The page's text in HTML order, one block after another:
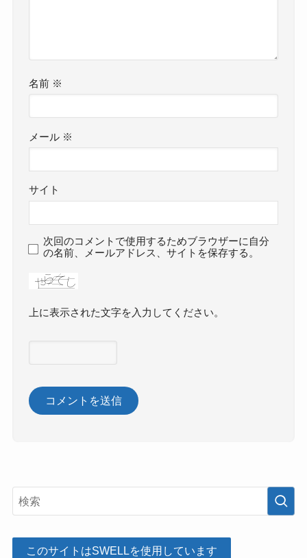
名前 ※
メール ※
サイト
次回のコメントで使用するためブラウザーに自分
の名前、メールアドレス、サイトを保存する。
上に表示された文字を入力してください。
このサイトはSWELLを使用しています